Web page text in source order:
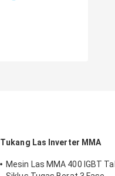
Tukang Las Inverter MMA
Mesin Las MMA 400 IGBT